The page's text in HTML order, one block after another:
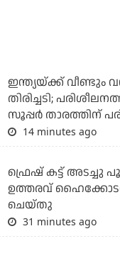
ഇന്ത്യയ്ക്ക് വീണ്ടും
തിരിച്ചടി;
സൂപ്പര്‍ താരത്തിന്
14 minutes ago
ഫ്രെഷ് കട്ട് അടച്ചു
ഉത്തരവ്
ചെയ്തു
31 minutes ago